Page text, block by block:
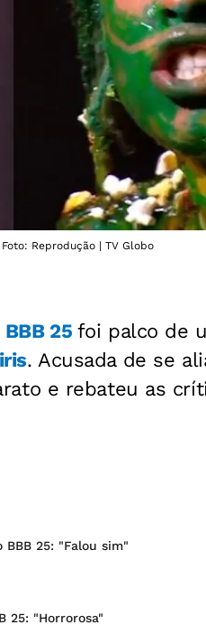
Reprodução | TV Globo
BBB 25 foi palco de
. Acusada de se
e rebateu as
25: "Falou sim"
25: "Horrorosa"